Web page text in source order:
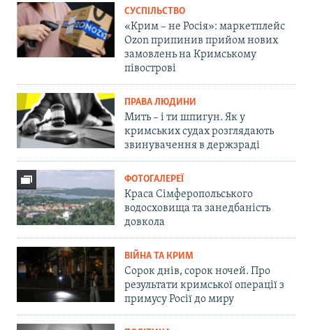
СУСПІЛЬСТВО
«Крим – не Росія»: маркетплейс
Ozon припинив прийом нових
замовлень на Кримському
півострові
ПРАВА ЛЮДИНИ
Мить – і ти шпигун. Як у
кримських судах розглядають
звинувачення в держзраді
ФОТОГАЛЕРЕЇ
Краса Сімферопольського
водосховища та занедбаність
довкола
ВІЙНА ТА КРИМ
Сорок днів, сорок ночей. Про
результати кримської операції з
примусу Росії до миру